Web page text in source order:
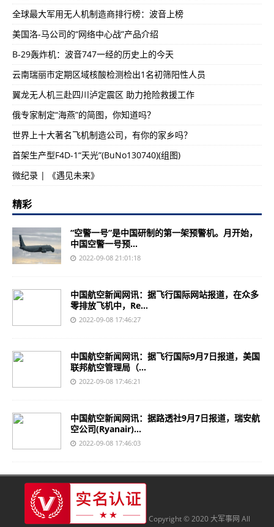
全球最大军用无人机制造商排行榜：波音上榜
美国洛-马公司的“网络中心战”产品介绍
B-29轰炸机：波音747一经的历史上的今天
云南瑞丽市定期区域核酸检测检出1名初筛阳性人员
翼龙无人机三赴四川泸定震区 助力抢险救援工作
俄专家制定“海燕”的简图，你知道吗？
世界上十大著名飞机制造公司，有你的家乡吗？
首架生产型F4D-1“天光”(BuNo130740)(组图)
微纪录 | 《遇见未来》
精彩
“空警一号”是中国研制的第一架预警机。月开始，
中国空警一号预...
2022-09-08 21:01:18
中国航空新闻网讯：据飞行国际网站报道，在众多
零排放飞机中，Re...
2022-09-08 17:46:27
中国航空新闻网讯：据飞行国际9月7日报道，美国
联邦航空管理局（...
2022-09-08 17:46:21
中国航空新闻网讯：据路透社9月7日报道，瑞安航
空公司(Ryanair)...
2022-09-08 17:46:03
Copyright © 2020 大军事网 All